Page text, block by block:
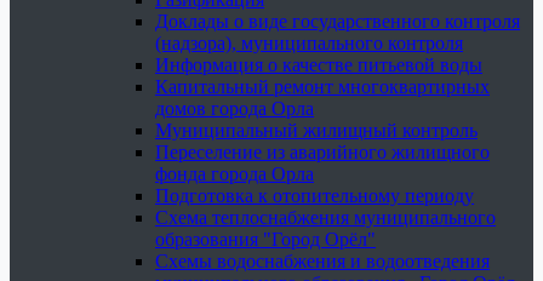
Доклады о виде государственного контроля
(надзора), муниципального контроля
Информация о качестве питьевой воды
Капитальный ремонт многоквартирных
домов города Орла
Муниципальный жилищный контроль
Переселение из аварийного жилищного
фонда города Орла
Подготовка к отопительному периоду
Схема теплоснабжения муниципального
образования "Город Орёл"
Схемы водоснабжения и водоотведения